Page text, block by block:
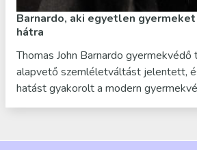
Barnardo, aki egyetlen
hátra
Thomas John Barnardo
alapvető szemléletváltást jelentett,
hatást gyakorolt a modern